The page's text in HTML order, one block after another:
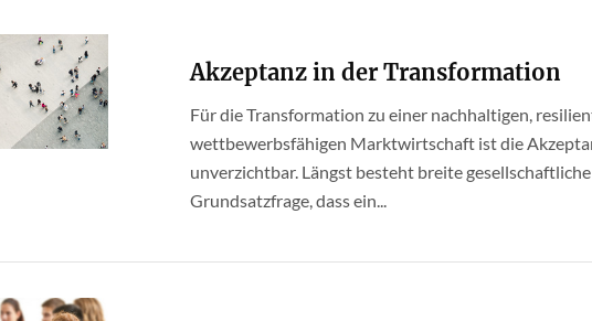
Akzeptanz in der Transformation
Für die Transformation zu einer nachhaltigen,
wettbewerbsfähigen Marktwirtschaft ist die
unverzichtbar. Längst besteht breite
Grundsatzfrage, dass ein...